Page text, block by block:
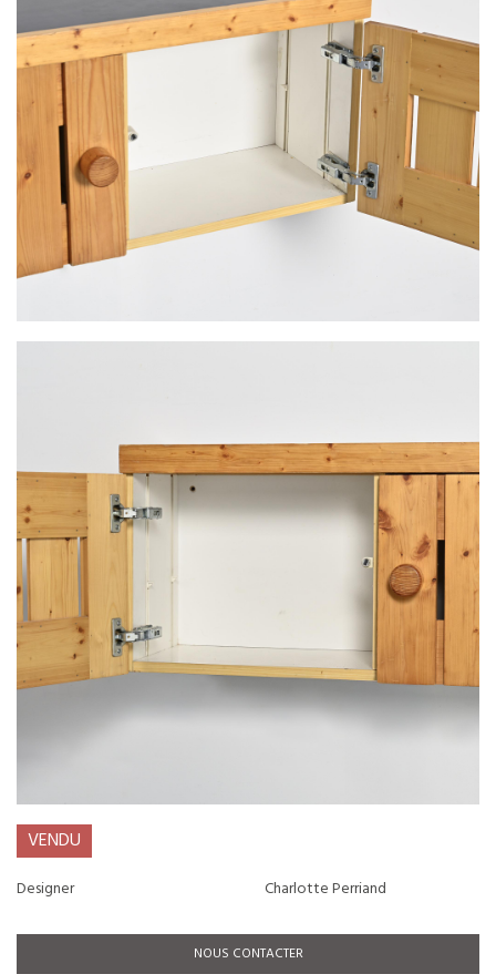
VENDU
Designer Charlotte Perriand
NOUS CONTACTER